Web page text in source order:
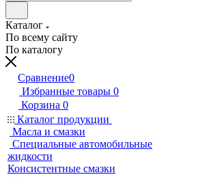
Каталог
По всему сайту
По каталогу
Сравнение0
Избранные товары 0
Корзина 0
Каталог продукции
Масла и смазки
Специальные автомобильные
жидкости
Консистентные смазки